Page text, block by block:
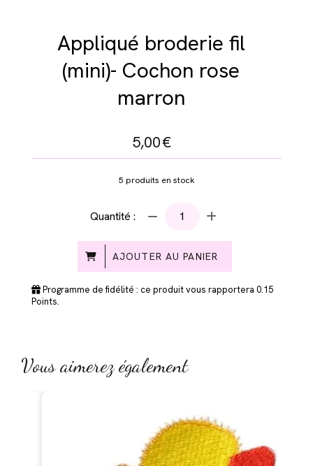
Appliqué broderie fil
(mini)- Cochon rose
marron
5,00€
5 produits en stock
Quantité :
AJOUTER AU PANIER
Programme de fidélité : ce produit vous rapportera 0.15
Points.
Vous aimerez également